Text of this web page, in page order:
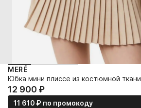
MERÉ
Юбка мини плиссе из костюмной ткани
12 900⁠ ⁠₽
11 610⁠ ⁠₽ по промокоду